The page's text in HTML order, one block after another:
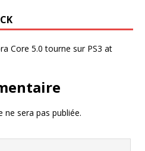
Core 5.0 tourne sur PS3 at
ne sera pas publiée.